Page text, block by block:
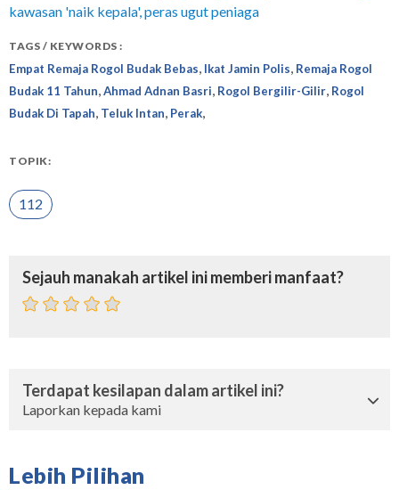
kawasan 'naik kepala', peras ugut peniaga
TAGS / KEYWORDS :
Empat Remaja Rogol Budak Bebas, Ikat Jamin Polis, Remaja Rogol
Budak 11 Tahun,Ahmad Adnan Basri, Rogol Bergilir-Gilir, Rogol
Budak Di Tapah, Teluk Intan, Perak,
TOPIK:
112
Sejauh manakah artikel ini memberi manfaat?
Terdapat kesilapan dalam artikel ini?
Laporkan kepada kami
Lebih Pilihan